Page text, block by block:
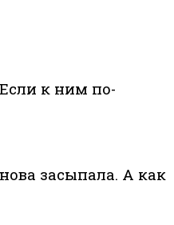
к ним по-
засыпала. А как